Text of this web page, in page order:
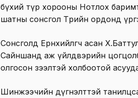
бүхий түр хорооны Нотлох
шатны сонсгол Төрийн ордонд
Сонсголд Ерөнхийлөгч асан
Сайншанд аж үйлдвэрийн
олгосон зээлтэй холбоотой
Шинжээчийн дүгнэлттэй